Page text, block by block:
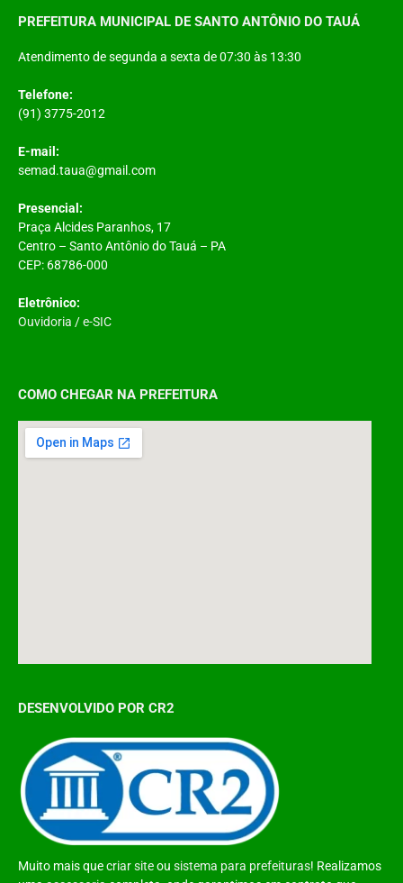
PREFEITURA MUNICIPAL DE SANTO ANTÔNIO DO TAUÁ
Atendimento de segunda a sexta de 07:30 às 13:30
Telefone:
(91) 3775-2012
E-mail:
semad.taua@gmail.com
Presencial:
Praça Alcides Paranhos, 17
Centro – Santo Antônio do Tauá – PA
CEP: 68786-000
Eletrônico:
Ouvidoria /e-SIC
COMO CHEGAR NA PREFEITURA
DESENVOLVIDO POR CR2
Muito mais quecriar siteou sistema para prefeituras! Realizamos